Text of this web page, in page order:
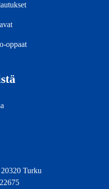
oppaat
Turku